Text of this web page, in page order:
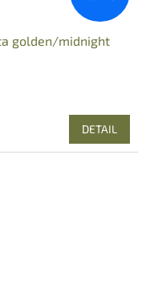
golden/midnight
DETAIL